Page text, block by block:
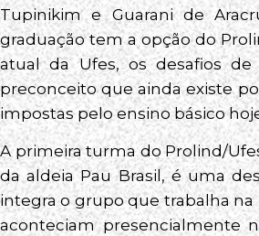
Tupinikim e Guarani de
graduação tem a opção do
atual da Ufes, os desafios
preconceito que ainda existe
impostas pelo ensino básico
A primeira turma do Prolind/
da aldeia Pau Brasil, é uma
integra o grupo que trabalha na
aconteciam presencialmente